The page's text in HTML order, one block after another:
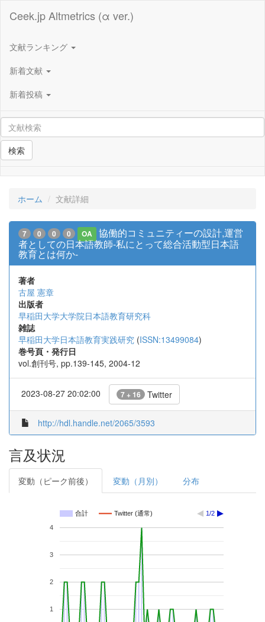
Ceek.jp Altmetrics (α ver.)
文献ランキング
新着文献
新着投稿
検索
ホーム 文献詳細
7 0 0 0 OA
協働的コミュニティーの設計,運営
者としての日本語教師-私にとって総合活動型日本語
教育とは何か-
著者
古屋 憲章
出版者
早稲田大学大学院日本語教育研究科
雑誌
早稲田大学日本語教育実践研究 (ISSN:13499084)
巻号頁・発行日
vol.創刊号, pp.139-145, 2004-12
2023-08-27 20:02:00 7 + 16 Twitter
http://hdl.handle.net/2065/3593
言及状況
変動（ピーク前後） 変動（月別） 分布
合計 Twitter (通常) 1/2
1
2
3
4